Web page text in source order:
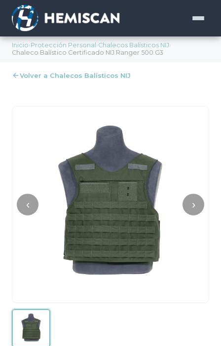
Inicio›Protección Personal ›Chalecos Balísticos NIJ›
Chaleco Balístico Certificado NIJ Ranger 500 G3
Volver a Chalecos Balísticos NIJ
‹ ›